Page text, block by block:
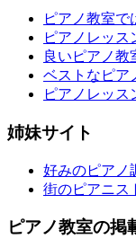
ピアノ教室で
ピアノレッス
良いピアノ教
ベストなピア
ピアノレッス
姉妹サイト
好みのピアノ
街のピアニス
ピアノ教室の掲